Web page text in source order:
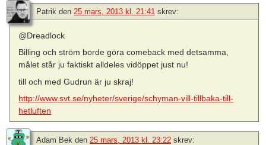
Patrik den 25 mars, 2013 kl. 21:41 skrev:
@Dreadlock
Billing och ström borde göra comeback med detsamma,
målet står ju faktiskt alldeles vidöppet just nu!
till och med Gudrun är ju skraj!
http://www.svt.se/nyheter/sverige/schyman-vill-tillbaka-till-
hetluften
Adam Bek den 25 mars, 2013 kl. 23:22 skrev: